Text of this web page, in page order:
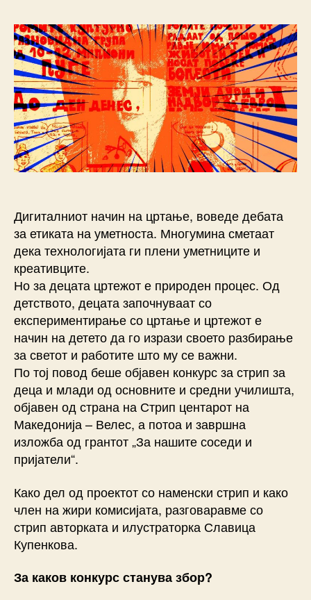
k
за
СТРИПОТ
Дигиталниот начин на цртање, воведе дебата
за етиката на уметноста. Многумина сметаат
дека технологијата ги плени уметниците и
креативците.
Но за децата цртежот е природен процес. Од
детството, децата започнуваат со
експериментирање со цртање и цртежот е
начин на детето да го изрази своето разбирање
за светот и работите што му се важни.
По тој повод беше објавен конкурс за стрип за
деца и млади од основните и средни училишта,
објавен од страна на Стрип центарот на
Македонија – Велес, а потоа и завршна
изложба од грантот „За нашите соседи и
пријатели“.
Како дел од проектот со наменски стрип и како
член на жири комисијата, разговаравме со
стрип авторката и илустраторка Славица
Купенкова.
За каков конкурс станува збор?